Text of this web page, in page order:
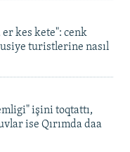
er kes kete": cenk
turistlerine nasıl
işini toqtattı,
ise Qırımda daa